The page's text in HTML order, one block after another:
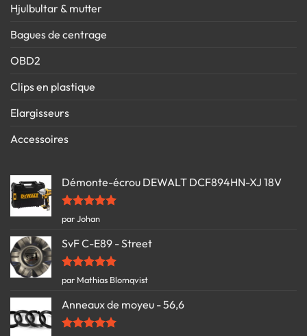
Hjulbultar & mutter
Bagues de centrage
OBD2
Clips en plastique
Elargisseurs
Accessoires
Démonte-écrou DEWALT DCF894HN-XJ 18V
Note5sur
5
par Johan
SvF C-E89 - Street
Note5sur
5
par Mathias Blomqvist
Anneaux de moyeu - 56,6